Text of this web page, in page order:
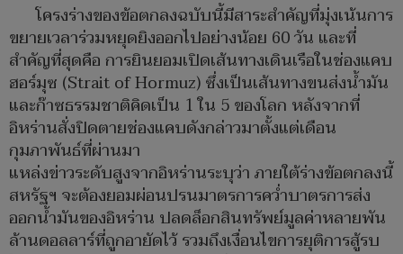
​โครงร่างของข้อตกลงฉบับนี้มีสาระสำคัญที่มุ่งเน้นการ
ขยายเวลาร่วมหยุดยิงออกไปอย่างน้อย 60 วัน และที่
สำคัญที่สุดคือ การยินยอมเปิดเส้นทางเดินเรือในช่องแคบ
ฮอร์มุซ (Strait of Hormuz) ซึ่งเป็นเส้นทางขนส่งน้ำมัน
และก๊าซธรรมชาติคิดเป็น 1 ใน 5 ของโลก หลังจากที่
อิหร่านสั่งปิดตายช่องแคบดังกล่าวมาตั้งแต่เดือน
กุมภาพันธ์ที่ผ่านมา
​แหล่งข่าวระดับสูงจากอิหร่านระบุว่า ภายใต้ร่างข้อตกลงนี้
สหรัฐฯ จะต้องยอมผ่อนปรนมาตรการคว่ำบาตรการส่ง
ออกน้ำมันของอิหร่าน ปลดล็อกสินทรัพย์มูลค่าหลายพัน
ล้านดอลลาร์ที่ถูกอายัดไว้ รวมถึงเงื่อนไขการยุติการสู้รบ